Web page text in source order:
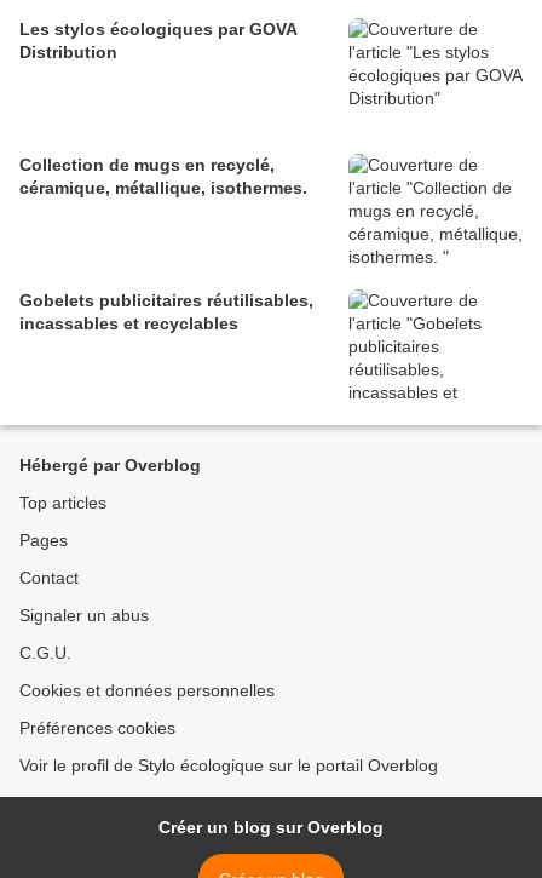
Les stylos écologiques par GOVA
Distribution
Collection de mugs en recyclé,
céramique, métallique, isothermes.
Gobelets publicitaires réutilisables,
incassables et recyclables
Hébergé par Overblog
Top articles
Pages
Contact
Signaler un abus
C.G.U.
Cookies et données personnelles
Préférences cookies
Voir le profil de Stylo écologique sur le portail Overblog
Créer un blog sur Overblog